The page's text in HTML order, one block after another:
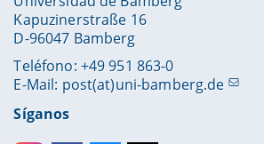
Kapuzinerstraße 16
D-96047 Bamberg
Teléfono: +49 951 863-0
E-Mail: post(at)uni-bamberg.de
Síganos